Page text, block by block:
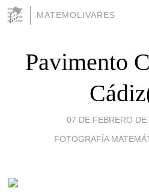
MATEMOLIVARES
Pavimento
07 DE FEBRERO
FOTOGRAFÍA